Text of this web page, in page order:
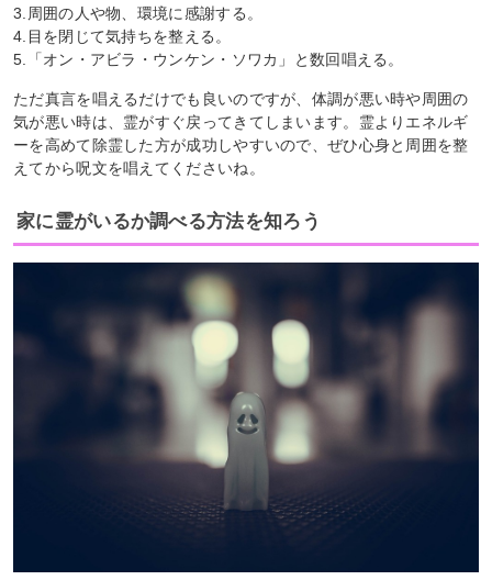
3.周囲の人や物、環境に感謝する。
4.目を閉じて気持ちを整える。
5.「オン・アビラ・ウンケン・ソワカ」と数回唱える。
ただ真言を唱えるだけでも良いのですが、体調が悪い時や周囲の
気が悪い時は、霊がすぐ戻ってきてしまいます。霊よりエネルギ
ーを高めて除霊した方が成功しやすいので、ぜひ心身と周囲を整
えてから呪文を唱えてくださいね。
家に霊がいるか調べる方法を知ろう